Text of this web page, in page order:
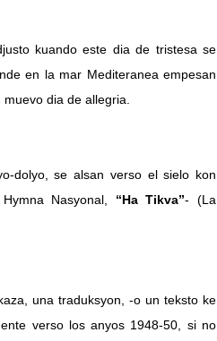
kuando este dia de tristesa se
en la mar Mediteranea empesan
dia de allegria.
dolyo, se alsan verso el sielo kon
Nasyonal, “Ha Tikva”- (La
una traduksyon, -o un teksto ke
verso los anyos 1948-50, si no